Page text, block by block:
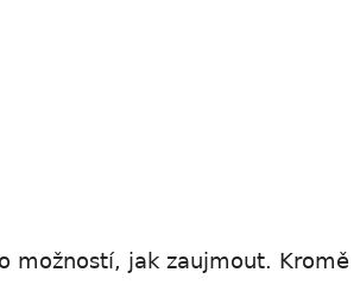
možností, jak zaujmout. Kromě